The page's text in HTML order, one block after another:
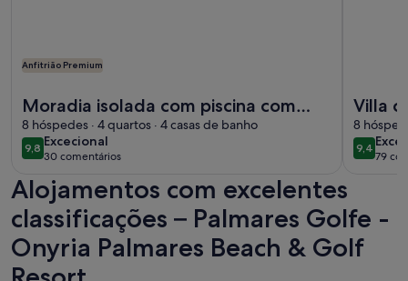
Anfitrião Premium
Moradia isolada com piscina com
vista para campo de golfe, perto do
centro de Lagos, wifi, Sky
8 hóspedes · 4 quartos · 4 casas de banho
9,89,8 de 10
Excecional
excecional
30 comentários
(30
comentários)
Villa
8
9,49,4 de
79
(79
Alojamentos com excelentes
classificações – Palmares Golfe -
Onyria Palmares Beach & Golf